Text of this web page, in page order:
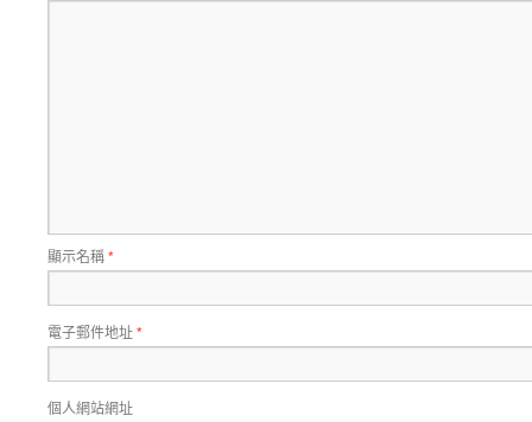
顯示名稱*
電子郵件地址*
個人網站網址